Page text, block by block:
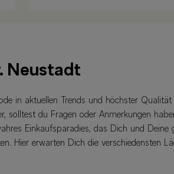
Neustadt
in aktuellen Trends und höchster
du Fragen oder Anmerkungen
Einkaufsparadies, das Dich und Deine
Hier erwarten Dich die verschiedensten